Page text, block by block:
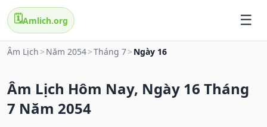
🗓️Amlich.org
Âm Lịch > Năm 2054>Tháng 7> Ngày 16
Âm Lịch Hôm Nay, Ngày 16 Tháng
7 Năm 2054